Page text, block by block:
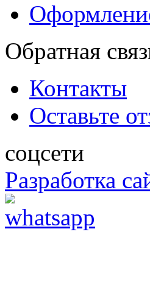
Обратная
Контакты
Оставьте
соцсети
Разработка